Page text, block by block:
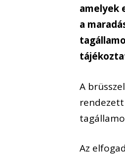
amelyek
a
A
Az